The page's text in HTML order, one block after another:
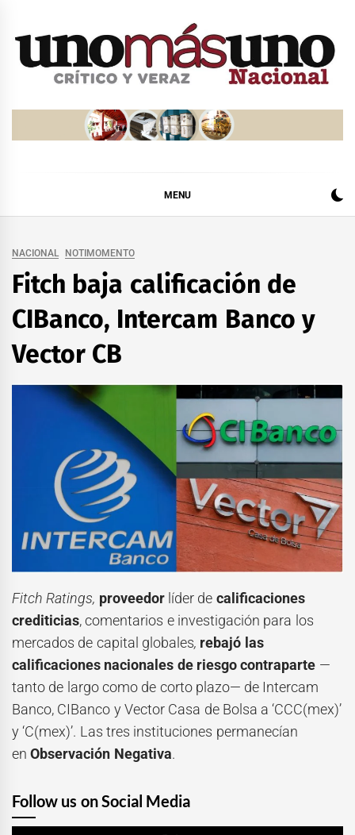
MENU
NACIONAL NOTIMOMENTO
Fitch baja calificación de
CIBanco, Intercam Banco y
Vector CB
Fitch Ratings, proveedorlíder de calificaciones
crediticias, comentarios e investigación para los
mercados de capital globales, rebajó las
calificaciones nacionales de riesgo contraparte —
tanto de largo como de corto plazo— de Intercam
Banco, CIBanco y Vector Casa de Bolsa a ‘CCC(mex)’
y ‘C(mex)’. Las tres instituciones permanecían
enObservación Negativa.
Follow us on Social Media